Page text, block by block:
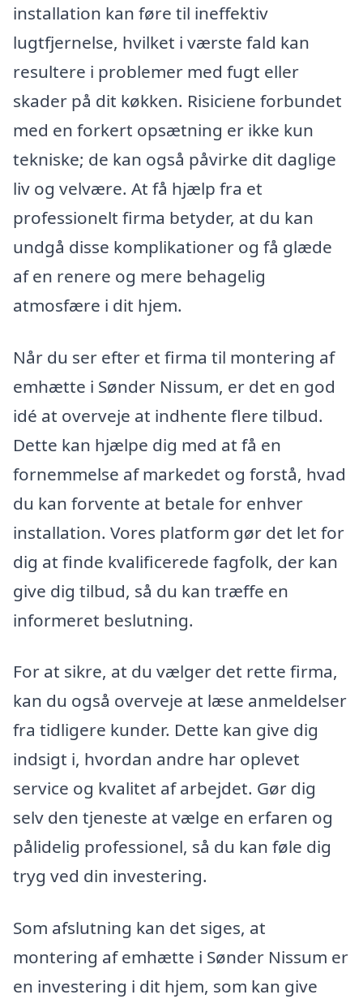
installation kan føre til ineffektiv
lugtfjernelse, hvilket i værste fald kan
resultere i problemer med fugt eller
skader på dit køkken. Risiciene forbundet
med en forkert opsætning er ikke kun
tekniske; de kan også påvirke dit daglige
liv og velvære. At få hjælp fra et
professionelt firma betyder, at du kan
undgå disse komplikationer og få glæde
af en renere og mere behagelig
atmosfære i dit hjem.
Når du ser efter et firma til montering af
emhætte i Sønder Nissum, er det en god
idé at overveje at indhente flere tilbud.
Dette kan hjælpe dig med at få en
fornemmelse af markedet og forstå, hvad
du kan forvente at betale for enhver
installation. Vores platform gør det let for
dig at finde kvalificerede fagfolk, der kan
give dig tilbud, så du kan træffe en
informeret beslutning.
For at sikre, at du vælger det rette firma,
kan du også overveje at læse anmeldelser
fra tidligere kunder. Dette kan give dig
indsigt i, hvordan andre har oplevet
service og kvalitet af arbejdet. Gør dig
selv den tjeneste at vælge en erfaren og
pålidelig professionel, så du kan føle dig
tryg ved din investering.
Som afslutning kan det siges, at
montering af emhætte i Sønder Nissum er
en investering i dit hjem, som kan give